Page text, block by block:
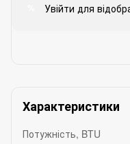
Увійти для
Характеристики
Потужність, BTU